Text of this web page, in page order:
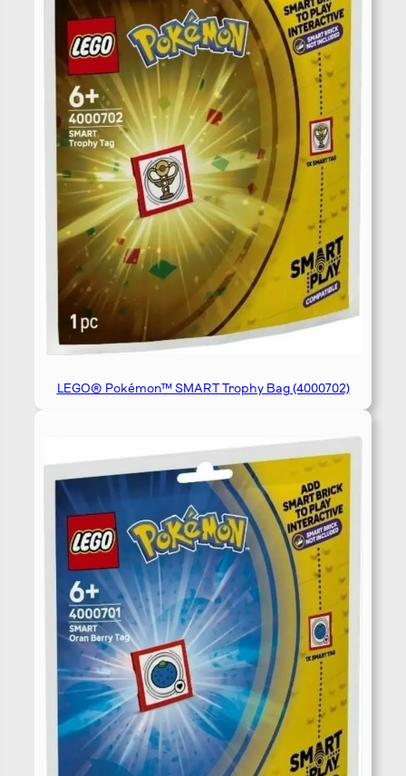
LEGO® Pokémon™ SMART Trophy Bag (4000702)